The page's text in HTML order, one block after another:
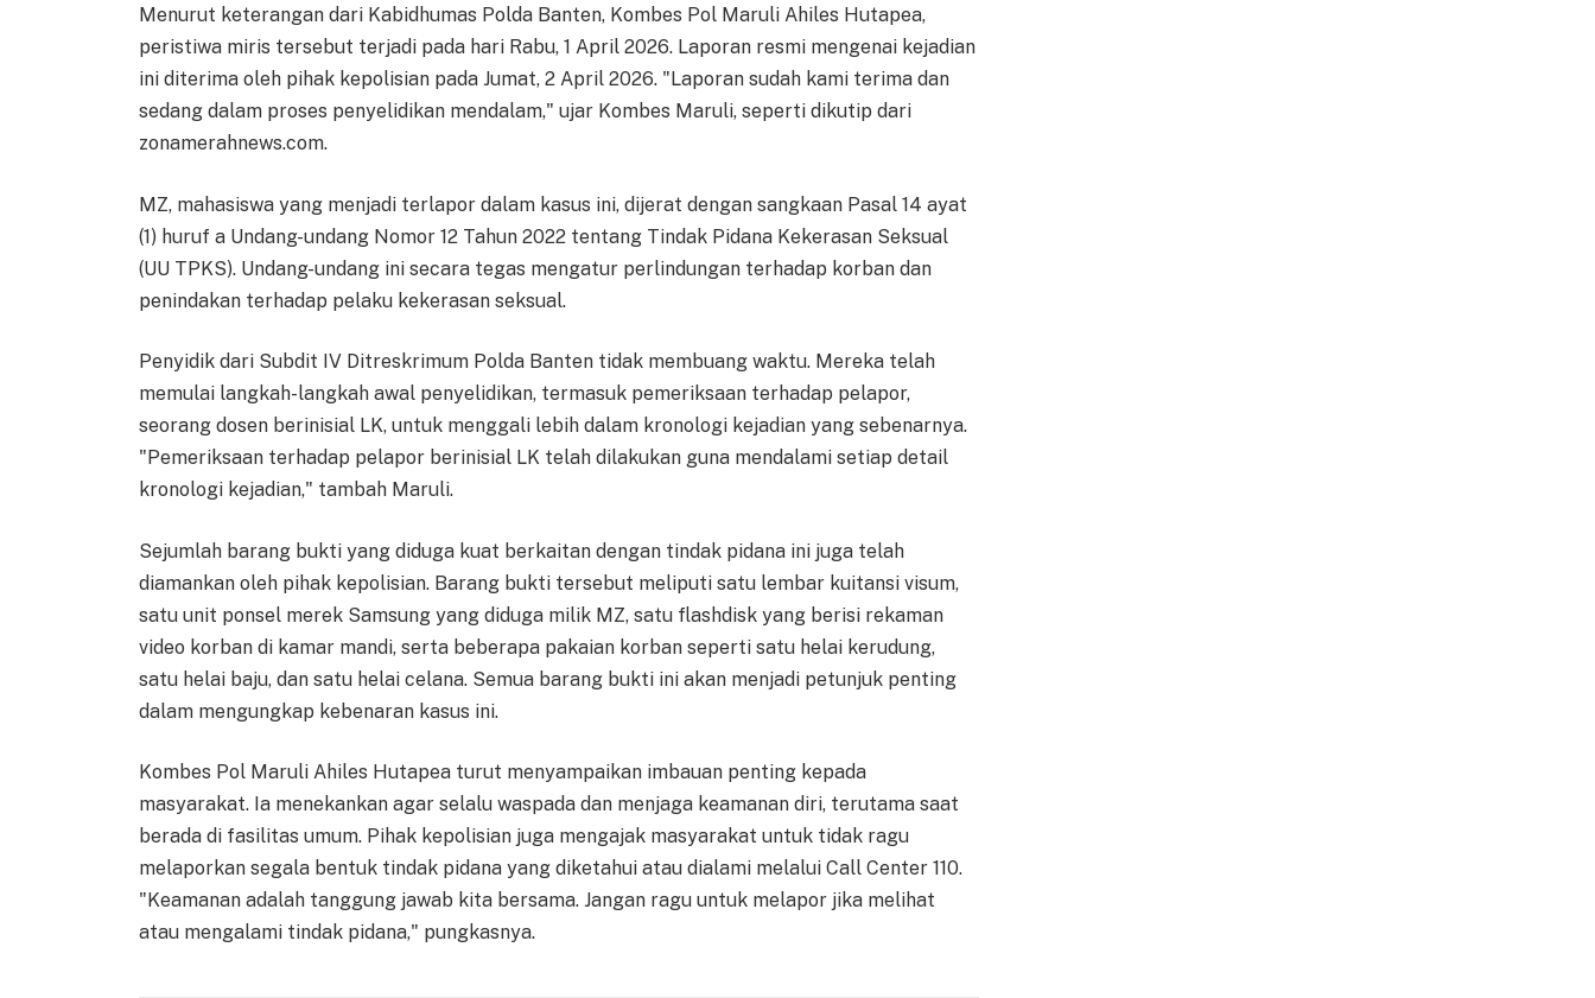
Menurut keterangan dari Kabidhumas Polda Banten, Kombes Pol Maruli Ahiles Hutapea,
peristiwa miris tersebut terjadi pada hari Rabu, 1 April 2026. Laporan resmi mengenai kejadian
ini diterima oleh pihak kepolisian pada Jumat, 2 April 2026. "Laporan sudah kami terima dan
sedang dalam proses penyelidikan mendalam," ujar Kombes Maruli, seperti dikutip dari
zonamerahnews.com.
MZ, mahasiswa yang menjadi terlapor dalam kasus ini, dijerat dengan sangkaan Pasal 14 ayat
(1) huruf a Undang-undang Nomor 12 Tahun 2022 tentang Tindak Pidana Kekerasan Seksual
(UU TPKS). Undang-undang ini secara tegas mengatur perlindungan terhadap korban dan
penindakan terhadap pelaku kekerasan seksual.
Penyidik dari Subdit IV Ditreskrimum Polda Banten tidak membuang waktu. Mereka telah
memulai langkah-langkah awal penyelidikan, termasuk pemeriksaan terhadap pelapor,
seorang dosen berinisial LK, untuk menggali lebih dalam kronologi kejadian yang sebenarnya.
"Pemeriksaan terhadap pelapor berinisial LK telah dilakukan guna mendalami setiap detail
kronologi kejadian," tambah Maruli.
Sejumlah barang bukti yang diduga kuat berkaitan dengan tindak pidana ini juga telah
diamankan oleh pihak kepolisian. Barang bukti tersebut meliputi satu lembar kuitansi visum,
satu unit ponsel merek Samsung yang diduga milik MZ, satu flashdisk yang berisi rekaman
video korban di kamar mandi, serta beberapa pakaian korban seperti satu helai kerudung,
satu helai baju, dan satu helai celana. Semua barang bukti ini akan menjadi petunjuk penting
dalam mengungkap kebenaran kasus ini.
Kombes Pol Maruli Ahiles Hutapea turut menyampaikan imbauan penting kepada
masyarakat. Ia menekankan agar selalu waspada dan menjaga keamanan diri, terutama saat
berada di fasilitas umum. Pihak kepolisian juga mengajak masyarakat untuk tidak ragu
melaporkan segala bentuk tindak pidana yang diketahui atau dialami melalui Call Center 110.
"Keamanan adalah tanggung jawab kita bersama. Jangan ragu untuk melapor jika melihat
atau mengalami tindak pidana," pungkasnya.